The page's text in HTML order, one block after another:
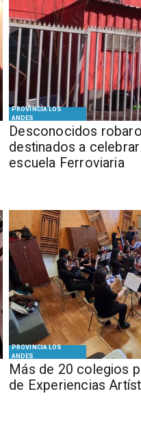
PROVINCIA LOS
ANDES
Desconocidos
destinados a
escuela Ferroviaria
PROVINCIA LOS
ANDES
Más de 20 colegios
de Experiencias